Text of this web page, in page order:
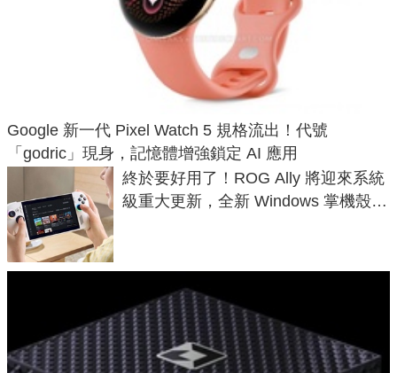
Google 新一代 Pixel Watch 5 規格流出！代號
「godric」現身，記憶體增強鎖定 AI 應用
終於要好用了！ROG Ally 將迎來系統
級重大更新，全新 Windows 掌機殼模